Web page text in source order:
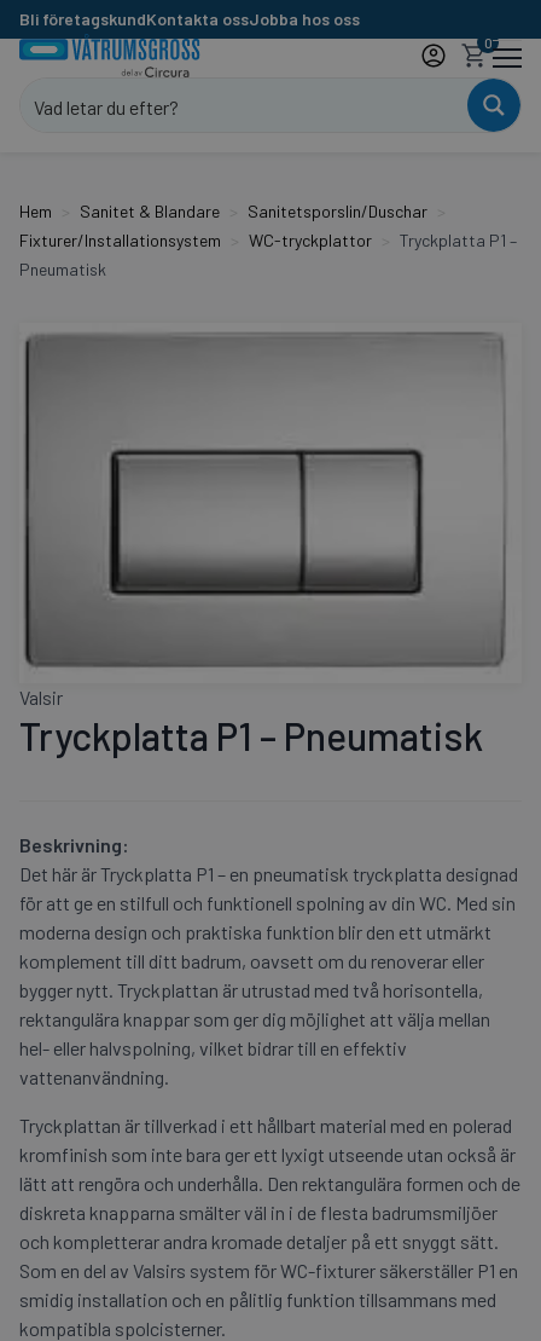
Bli företagskundKontakta ossJobba hos oss
0
Hem Sanitet & Blandare
Sanitetsporslin/Duschar
Fixturer/Installationsystem
WC-tryckplattor
Tryckplatta P1 –
Pneumatisk
Valsir
Tryckplatta P1 – Pneumatisk
Beskrivning:
Det här är Tryckplatta P1 – en pneumatisk tryckplatta designad
för att ge en stilfull och funktionell spolning av din WC. Med sin
moderna design och praktiska funktion blir den ett utmärkt
komplement till ditt badrum, oavsett om du renoverar eller
bygger nytt. Tryckplattan är utrustad med två horisontella,
rektangulära knappar som ger dig möjlighet att välja mellan
hel- eller halvspolning, vilket bidrar till en effektiv
vattenanvändning.
Tryckplattan är tillverkad i ett hållbart material med en polerad
kromfinish som inte bara ger ett lyxigt utseende utan också är
lätt att rengöra och underhålla. Den rektangulära formen och de
diskreta knapparna smälter väl in i de flesta badrumsmiljöer
och kompletterar andra kromade detaljer på ett snyggt sätt.
Som en del av Valsirs system för WC-fixturer säkerställer P1 en
smidig installation och en pålitlig funktion tillsammans med
kompatibla spolcisterner.